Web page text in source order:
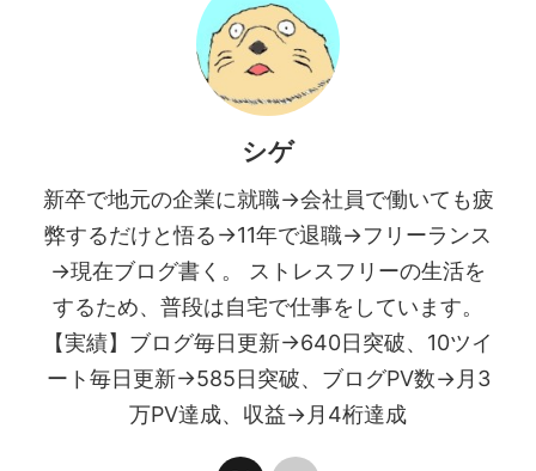
シゲ
新卒で地元の企業に就職→会社員で働いても疲
弊するだけと悟る→11年で退職→フリーランス
→現在ブログ書く。 ストレスフリーの生活を
するため、普段は自宅で仕事をしています。
【実績】ブログ毎日更新→640日突破、10ツイ
ート毎日更新→585日突破、ブログPV数→月3
万PV達成、収益→月4桁達成